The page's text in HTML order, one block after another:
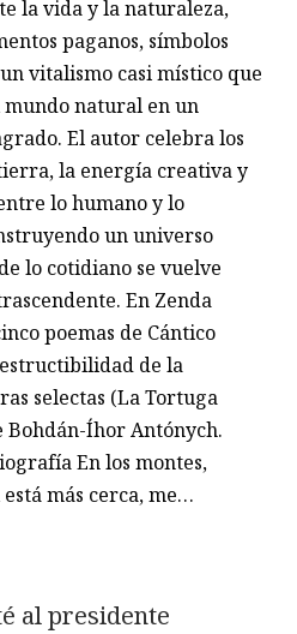
la vida y la naturaleza,
paganos, símbolos
vitalismo casi místico que
natural en un
El autor celebra los
la energía creativa y
lo humano y lo
un universo
lo cotidiano se vuelve
En Zenda
poemas de Cántico
de la
selectas (La Tortuga
Bohdán-Íhor Antónych.
En los montes,
más cerca, me…
al presidente